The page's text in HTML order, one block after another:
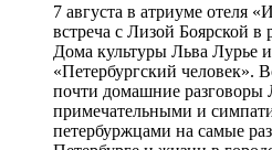
7 августа в атриуме отеля
встреча с Лизой Боярской в
Дома культуры Льва Лурье
«Петербургский человек».
почти домашние разговоры
примечательными и
петербуржцами на самые